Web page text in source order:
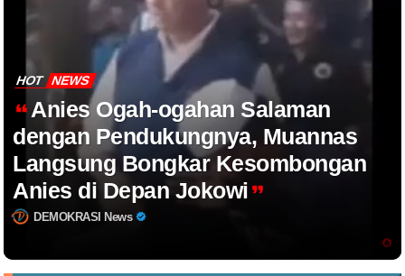
HOT NEWS
Anies Ogah-ogahan Salaman
dengan Pendukungnya, Muannas
Langsung Bongkar Kesombongan
Anies di Depan Jokowi
DEMOKRASI News